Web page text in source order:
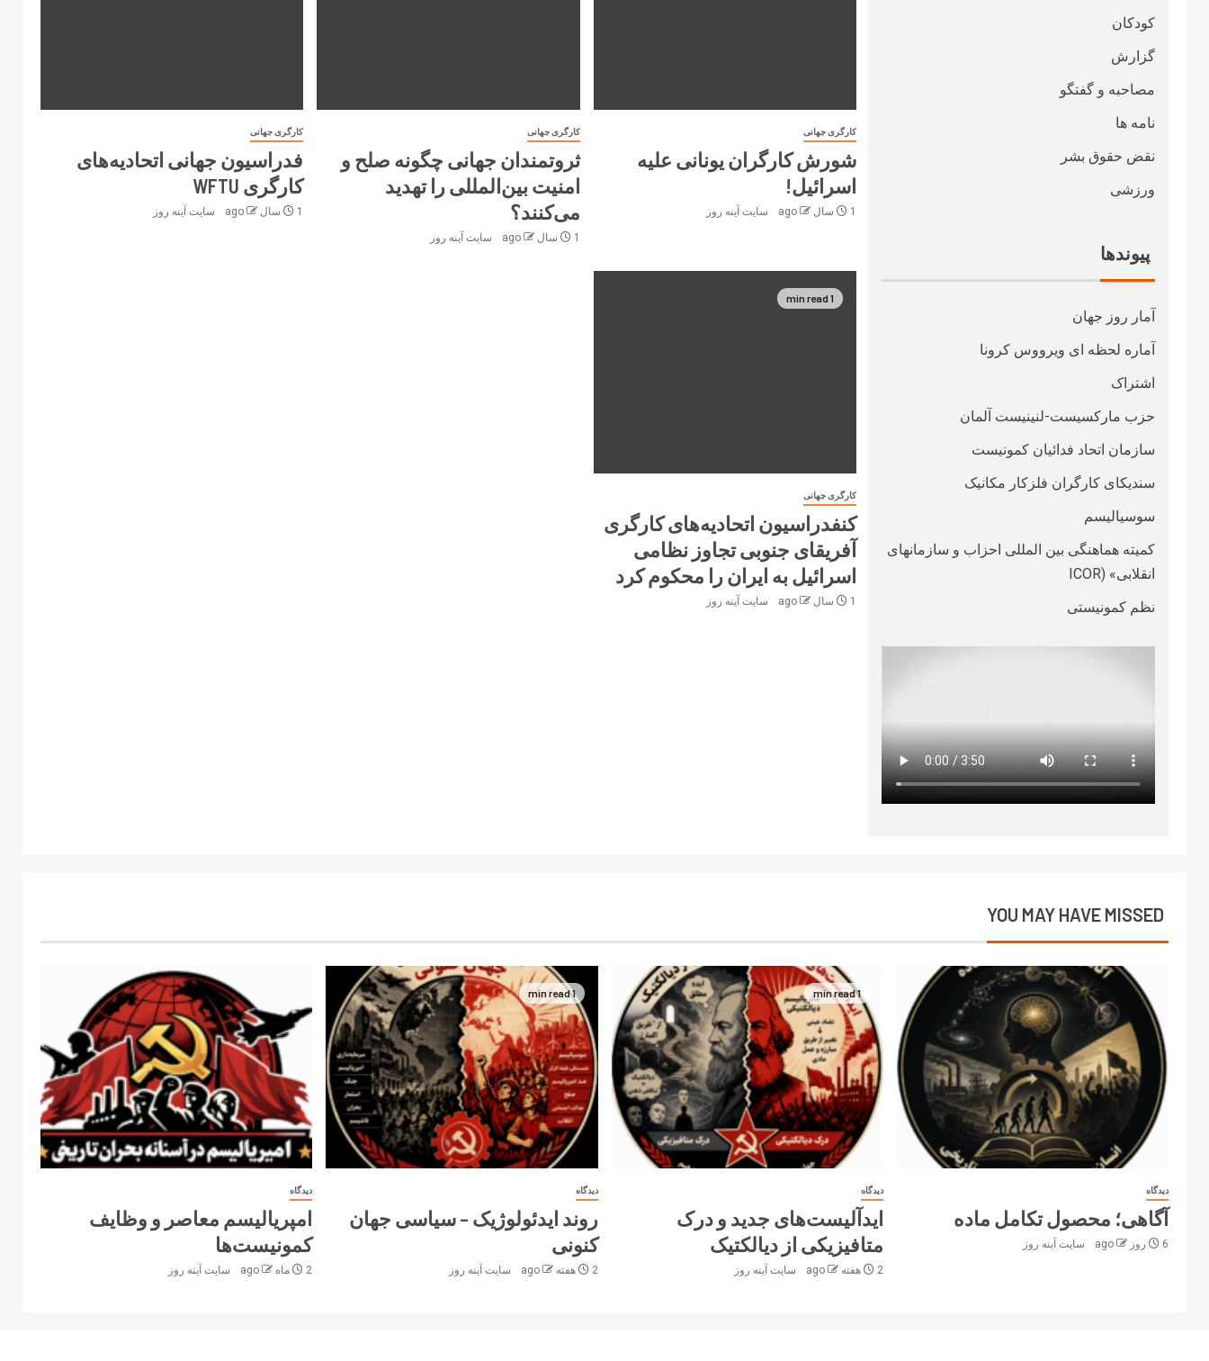
کارگری جهانی
شورش کارگران یونانی علیه
اسرائیل!
1 سال ago سایت آینه‌ روز
کارگری جهانی
ثروتمندان جهانی چگونه صلح و
امنیت بین‌المللی را تهدید
می‌کنند؟
1 سال ago سایت آینه‌ روز
کارگری جهانی
فدراسیون جهانی اتحادیه‌های
کارگری WFTU
1 سال ago سایت آینه‌ روز
1 min read
کارگری جهانی
کنفدراسیون اتحادیه‌های کارگری
آفریقای جنوبی تجاوز نظامی
اسرائیل به ایران را محکوم کرد
1 سال ago سایت آینه‌ روز
کودکان
گزارش
مصاحبه و گفتگو
نامه ها
نقض حقوق بشر
ورزشی
پیوندها
آمار روز جهان
آماره لحظه ای ویرووس کرونا
اشتراک
حزب مارکسیست-لنینیست آلمان
سازمان اتحاد فدائیان کمونیست
سندیکای کارگران فلزکار مکانیک
سوسیالیسم
کمیته هماهنگی بین المللی احزاب و سازمانهای
انقلابی» (ICOR
نظم کمونیستی
YOU MAY HAVE MISSED
دیدگاه
آگاهی؛ محصول تکامل ماده
6 روز ago سایت آینه‌ روز
1 min read
دیدگاه
ایدآلیست‌های جدید و درک
متافیزیکی از دیالکتیک
2 هفته ago سایت آینه‌ روز
1 min read
دیدگاه
روند ایدئولوژیک – سیاسی جهان
کنونی
2 هفته ago سایت آینه‌ روز
دیدگاه
امپریالیسم معاصر و وظایف
کمونیست‌ها
2 ماه ago سایت آینه‌ روز